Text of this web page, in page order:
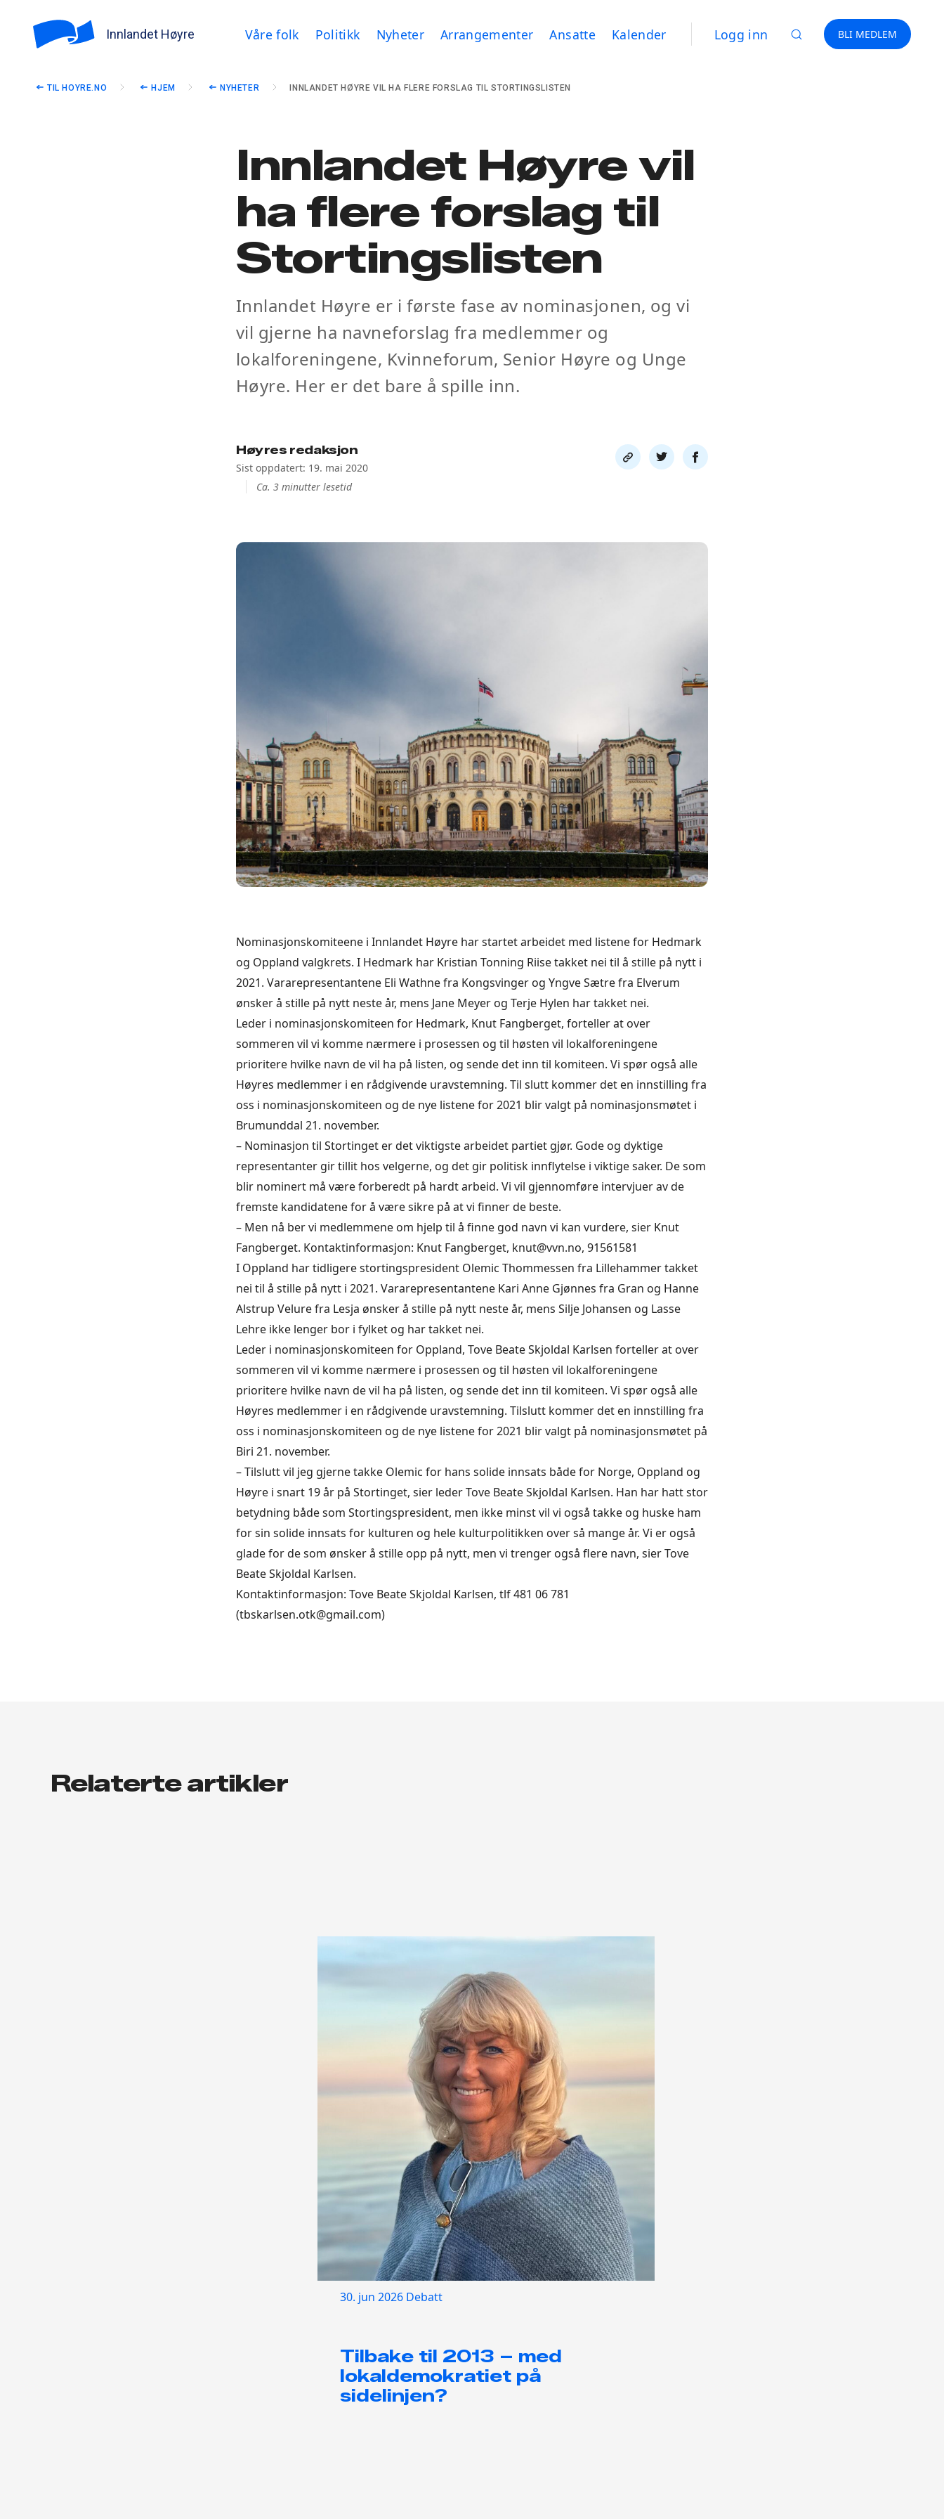
Innlandet Høyre Våre folk Politikk Nyheter Arrangementer Ansatte Kalender Logg inn BLI MEDLEM
TIL HOYRE.NO HJEM NYHETER INNLANDET HØYRE VIL HA FLERE FORSLAG TIL STORTINGSLISTEN
Innlandet Høyre vil
ha flere forslag til
Stortingslisten
Innlandet Høyre er i første fase av nominasjonen, og vi
vil gjerne ha navneforslag fra medlemmer og
lokalforeningene, Kvinneforum, Senior Høyre og Unge
Høyre. Her er det bare å spille inn.
Høyres redaksjon
Sist oppdatert: 19. mai 2020
Ca. 3 minutter lesetid
Del
link
Del
på
Del
på
Nominasjonskomiteene i Innlandet Høyre har startet arbeidet med listene for Hedmark
og Oppland valgkrets. I Hedmark har Kristian Tonning Riise takket nei til å stille på nytt i
2021. Vararepresentantene Eli Wathne fra Kongsvinger og Yngve Sætre fra Elverum
ønsker å stille på nytt neste år, mens Jane Meyer og Terje Hylen har takket nei.
Leder i nominasjonskomiteen for Hedmark, Knut Fangberget, forteller at over
sommeren vil vi komme nærmere i prosessen og til høsten vil lokalforeningene
prioritere hvilke navn de vil ha på listen, og sende det inn til komiteen. Vi spør også alle
Høyres medlemmer i en rådgivende uravstemning. Til slutt kommer det en innstilling fra
oss i nominasjonskomiteen og de nye listene for 2021 blir valgt på nominasjonsmøtet i
Brumunddal 21. november.
– Nominasjon til Stortinget er det viktigste arbeidet partiet gjør. Gode og dyktige
representanter gir tillit hos velgerne, og det gir politisk innflytelse i viktige saker. De som
blir nominert må være forberedt på hardt arbeid. Vi vil gjennomføre intervjuer av de
fremste kandidatene for å være sikre på at vi finner de beste.
– Men nå ber vi medlemmene om hjelp til å finne god navn vi kan vurdere, sier Knut
Fangberget. Kontaktinformasjon: Knut Fangberget, knut@vvn.no, 91561581
I Oppland har tidligere stortingspresident Olemic Thommessen fra Lillehammer takket
nei til å stille på nytt i 2021. Vararepresentantene Kari Anne Gjønnes fra Gran og Hanne
Alstrup Velure fra Lesja ønsker å stille på nytt neste år, mens Silje Johansen og Lasse
Lehre ikke lenger bor i fylket og har takket nei.
Leder i nominasjonskomiteen for Oppland, Tove Beate Skjoldal Karlsen forteller at over
sommeren vil vi komme nærmere i prosessen og til høsten vil lokalforeningene
prioritere hvilke navn de vil ha på listen, og sende det inn til komiteen. Vi spør også alle
Høyres medlemmer i en rådgivende uravstemning. Tilslutt kommer det en innstilling fra
oss i nominasjonskomiteen og de nye listene for 2021 blir valgt på nominasjonsmøtet på
Biri 21. november.
– Tilslutt vil jeg gjerne takke Olemic for hans solide innsats både for Norge, Oppland og
Høyre i snart 19 år på Stortinget, sier leder Tove Beate Skjoldal Karlsen. Han har hatt stor
betydning både som Stortingspresident, men ikke minst vil vi også takke og huske ham
for sin solide innsats for kulturen og hele kulturpolitikken over så mange år. Vi er også
glade for de som ønsker å stille opp på nytt, men vi trenger også flere navn, sier Tove
Beate Skjoldal Karlsen.
Kontaktinformasjon: Tove Beate Skjoldal Karlsen, tlf 481 06 781
(tbskarlsen.otk@gmail.com)
Relaterte artikler
30. jun 2026 Debatt
Tilbake til 2013 – med
lokaldemokratiet på
sidelinjen?